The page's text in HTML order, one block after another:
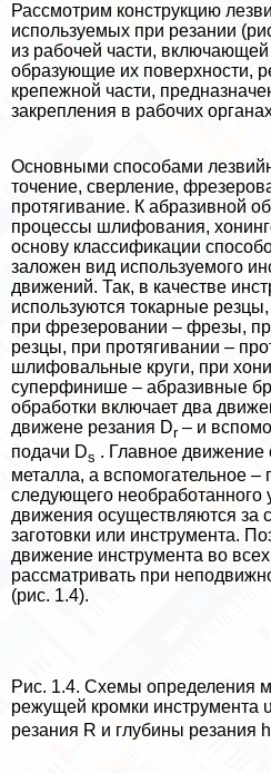
Рассмотрим конструкцию
используемых при резании
из рабочей части,
образующие их поверхности,
крепежной части,
закрепления в рабочих
Основными способами
точение, сверление,
протягивание. К абразивной
процессы шлифования,
основу классификации
заложен вид используемого
движений. Так, в качестве
используются токарные
при фрезеровании – фрезы,
резцы, при протягивании –
шлифовальные круги, при
суперфинише – абразивные
обработки включает два
движене резания Dr– и
подачи Ds . Главное движение
металла, а вспомогательное –
следующего необработанного
движения осуществляются за
заготовки или инструмента.
движение инструмента во
рассматривать при
(рис. 1.4).
Рис. 1.4. Схемы определения
режущей кромки инструмента υ
резания R и глубины резания